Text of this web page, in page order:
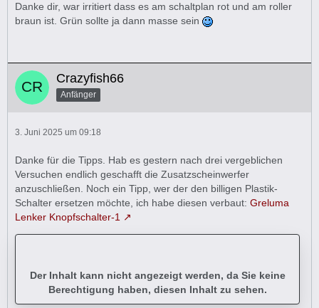
Danke dir, war irritiert dass es am schaltplan rot und am roller
braun ist. Grün sollte ja dann masse sein
Crazyfish66
Anfänger
3. Juni 2025 um 09:18
Danke für die Tipps. Hab es gestern nach drei vergeblichen
Versuchen endlich geschafft die Zusatzscheinwerfer
anzuschließen. Noch ein Tipp, wer der den billigen Plastik-
Schalter ersetzen möchte, ich habe diesen verbaut: Greluma
Lenker Knopfschalter-1
Der Inhalt kann nicht angezeigt werden, da Sie keine
Berechtigung haben, diesen Inhalt zu sehen.